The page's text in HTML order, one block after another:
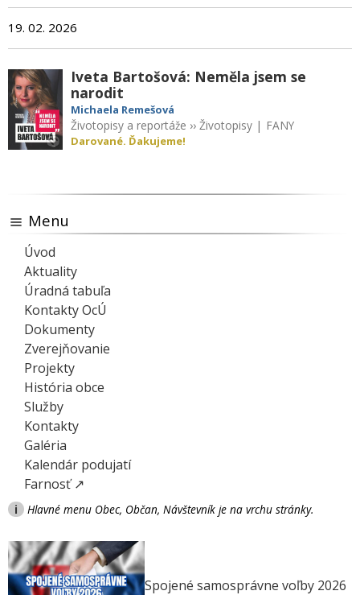
19. 02. 2026
Iveta Bartošová: Neměla jsem se
narodit
Michaela Remešová
Životopisy a reportáže ››Životopisy | FANY
Darované. Ďakujeme!
Menu
Úvod
Aktuality
Úradná tabuľa
Kontakty OcÚ
Dokumenty
Zverejňovanie
Projekty
História obce
Služby
Kontakty
Galéria
Kalendár podujatí
Farnosť ↗
i Hlavné menu Obec, Občan, Návštevník je na vrchu stránky.
Spojené samosprávne voľby 2026